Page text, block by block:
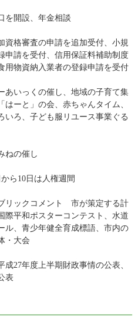
を開設、年金相談
資格審査の申請を追加受付、小規
申請を受付、信用保証料補助制度
用物資納入業者の登録申請を受付
あいっくの催し、地域の子育て集
ーと」の会、赤ちゃんタイム、
いろ、子ども服リユース事業ぐる
ねの催し
ら10日は人権週間
リックコメント 市が策定する計
際平和ポスターコンテスト、水道
ル、青少年健全育成標語、市内の
・大会
成27年度上半期財政事情の公表、
表